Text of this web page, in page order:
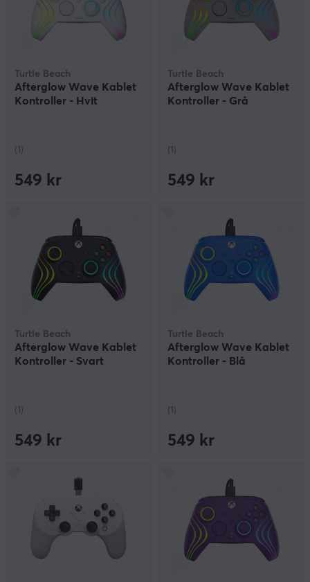
Turtle Beach
Afterglow Wave Kablet
Kontroller - Hvit
(1)
549 kr
Turtle Beach
Afterglow Wave Kablet
Kontroller - Grå
(1)
549 kr
Turtle Beach
Afterglow Wave Kablet
Kontroller - Svart
(1)
549 kr
Turtle Beach
Afterglow Wave Kablet
Kontroller - Blå
(1)
549 kr